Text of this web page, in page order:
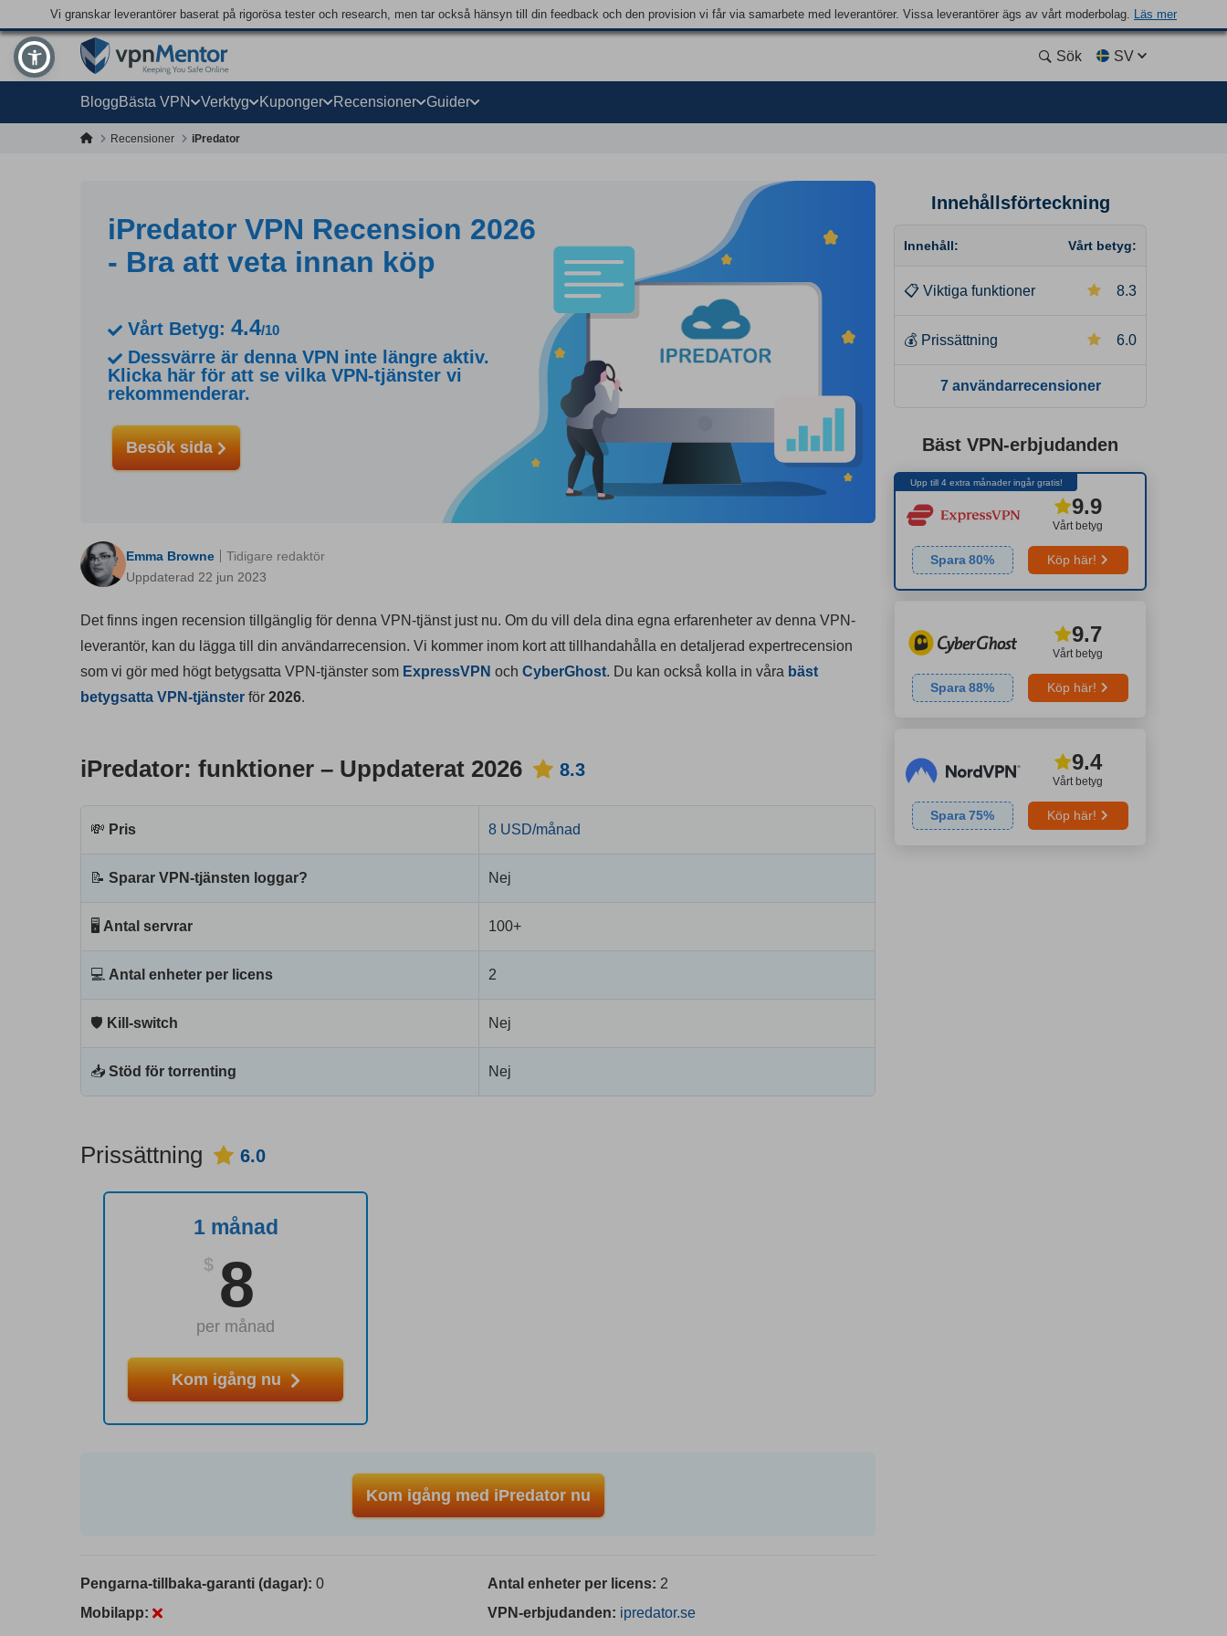
Vi granskar leverantörer baserat på rigorösa tester och research, men tar också hänsyn till din feedback och den provision vi får via samarbete med leverantörer. Vissa leverantörer ägs av vårt moderbolag. Läs mer
Sök SV
BloggBästa VPN Verktyg Kuponger Recensioner Guider
Recensioner iPredator
iPredator VPN Recension 2026
- Bra att veta innan köp
Vårt Betyg: 4.4/10
Dessvärre är denna VPN inte längre aktiv.
Klicka här för att se vilka VPN-tjänster vi
rekommenderar.
Besök sida
Emma Browne
Uppdaterad 22 jun 2023
Tidigare redaktör
Det finns ingen recension tillgänglig för denna VPN-tjänst just nu. Om du vill dela dina egna erfarenheter av denna VPN-
leverantör, kan du lägga till din användarrecension. Vi kommer inom kort att tillhandahålla en detaljerad expertrecension
som vi gör med högt betygsatta VPN-tjänster som ExpressVPN och CyberGhost. Du kan också kolla in våra bäst
betygsatta VPN-tjänster för 2026.
iPredator: funktioner – Uppdaterat 2026 8.3
💸 Pris 8 USD/månad
📝 Sparar VPN-tjänsten loggar? Nej
🖥 Antal servrar 100+
💻 Antal enheter per licens 2
🛡 Kill-switch Nej
📥 Stöd för torrenting Nej
Prissättning 6.0
1 månad
$ 8
per månad
Kom igång nu
Kom igång med iPredator nu
Pengarna-tillbaka-garanti (dagar): 0
Mobilapp:
Antal enheter per licens: 2
VPN-erbjudanden: ipredator.se
Innehållsförteckning
Innehåll: Vårt betyg:
📋 Viktiga funktioner 8.3
💰 Prissättning 6.0
7 användarrecensioner
Bäst VPN-erbjudanden
Upp till 4 extra månader ingår gratis!
Vårt betyg
9.9
Spara 80% Köp här!
Vårt betyg
9.7
Spara 88% Köp här!
Vårt betyg
9.4
Spara 75% Köp här!